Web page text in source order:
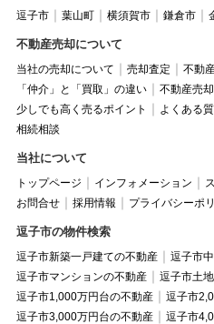
逗子市 葉山町 横須賀市 鎌倉市
不動産売却について
当社の売却について 売却査定
不動
「仲介」と「買取」の違い
不動産売
少しでも高く売るポイント
よくある
相続相談
当社について
トップページ インフォメーション
お問合せ
採用情報 プライバシーポ
逗子市の物件検索
逗子市新築一戸建ての不動産
逗子市
逗子市マンションの不動産
逗子市土
逗子市1,000万円台の不動産
逗子市
逗子市3,000万円台の不動産
逗子市